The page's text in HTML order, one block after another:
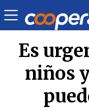
Opinión |
Es
niños